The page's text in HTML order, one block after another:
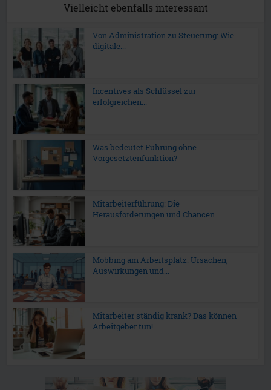
Vielleicht ebenfalls interessant
Von Administration zu Steuerung: Wie
digitale...
Incentives als Schlüssel zur
erfolgreichen...
Was bedeutet Führung ohne
Vorgesetztenfunktion?
Mitarbeiterführung: Die
Herausforderungen und Chancen...
Mobbing am Arbeitsplatz: Ursachen,
Auswirkungen und...
Mitarbeiter ständig krank? Das können
Arbeitgeber tun!